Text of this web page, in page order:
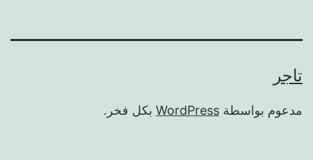
تاجر
مدعوم بواسطة WordPress بكل فخر.